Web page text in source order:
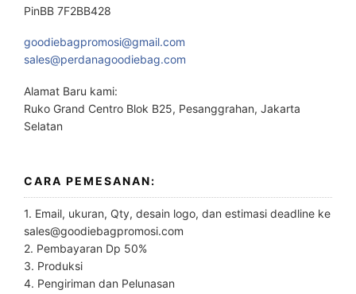
PinBB 7F2BB428
goodiebagpromosi@gmail.com
sales@perdanagoodiebag.com
Alamat Baru kami:
Ruko Grand Centro Blok B25, Pesanggrahan, Jakarta
Selatan
CARA PEMESANAN:
1. Email, ukuran, Qty, desain logo, dan estimasi deadline ke
sales@goodiebagpromosi.com
2. Pembayaran Dp 50%
3. Produksi
4. Pengiriman dan Pelunasan